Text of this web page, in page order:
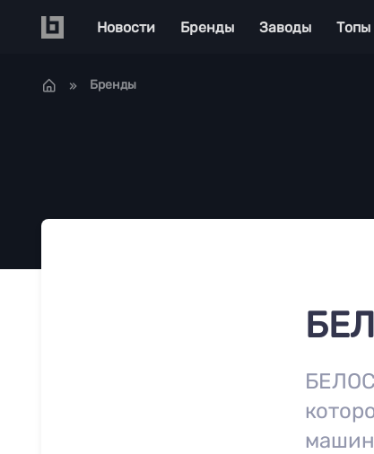
Main navigation
Новости Бренды Заводы Топы
Бренды